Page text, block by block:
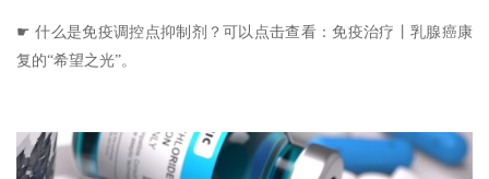
☛ 什么是免疫调控点抑制剂？可以点击查看：免疫治疗丨乳腺癌康
复的“希望之光”。